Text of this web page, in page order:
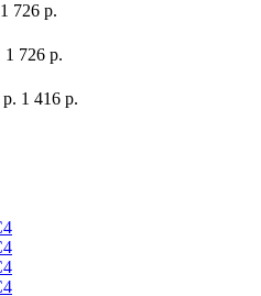
1 726 р.
1 726 р.
1 416 р.